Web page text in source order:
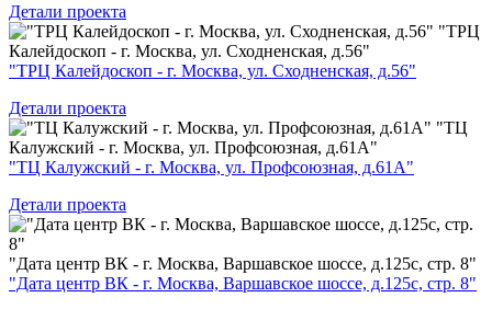
Детали проекта
"ТРЦ
Калейдоскоп - г. Москва, ул. Сходненская, д.56"
"ТРЦ Калейдоскоп - г. Москва, ул. Сходненская, д.56"
Детали проекта
"ТЦ
Калужский - г. Москва, ул. Профсоюзная, д.61А"
"ТЦ Калужский - г. Москва, ул. Профсоюзная, д.61А"
Детали проекта
"Дата центр ВК - г. Москва, Варшавское шоссе, д.125с, стр. 8"
"Дата центр ВК - г. Москва, Варшавское шоссе, д.125с, стр. 8"